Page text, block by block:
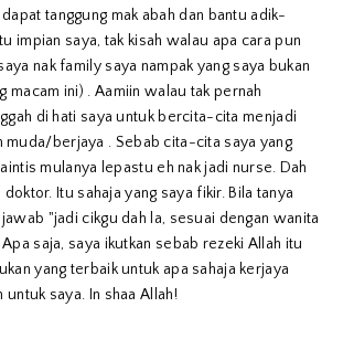
tanggung mak abah dan bantu adik-
impian saya, tak kisah walau apa cara pun
nak family saya nampak yang saya bukan
macam ini) . Aamiin walau tak pernah
di hati saya untuk bercita-cita menjadi
muda/berjaya . Sebab cita-cita saya yang
mulanya lepastu eh nak jadi nurse. Dah
Itu sahaja yang saya fikir. Bila tanya
jawab "jadi cikgu dah la, sesuai dengan wanita
saja, saya ikutkan sebab rezeki Allah itu
yang terbaik untuk apa sahaja kerjaya
untuk saya. In shaa Allah!